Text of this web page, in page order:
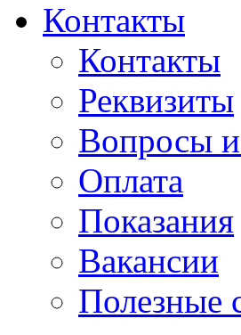
Контакты
Контакты
Реквизиты
Вопросы
Оплата
Показания
Вакансии
Полезные